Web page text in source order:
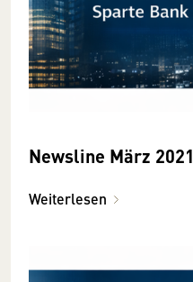
Newsline März 2021
Weiterlesen